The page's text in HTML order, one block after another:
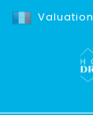
Valuation